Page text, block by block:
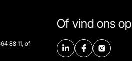
88 11, of
Of vind ons op